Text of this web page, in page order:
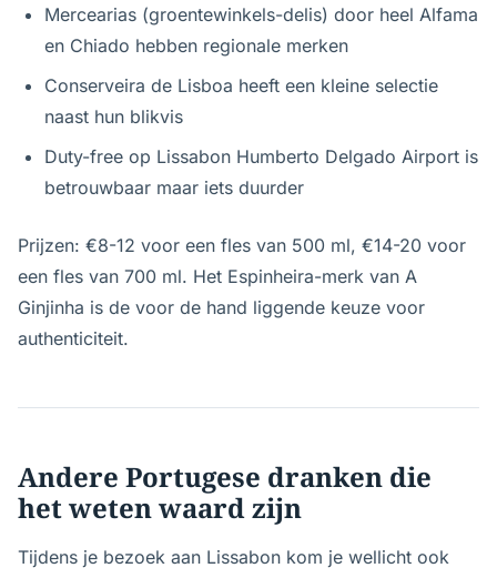
Mercearias (groentewinkels-delis) door heel Alfama
en Chiado hebben regionale merken
Conserveira de Lisboa heeft een kleine selectie
naast hun blikvis
Duty-free op Lissabon Humberto Delgado Airport is
betrouwbaar maar iets duurder
Prijzen: €8-12 voor een fles van 500 ml, €14-20 voor
een fles van 700 ml. Het Espinheira-merk van A
Ginjinha is de voor de hand liggende keuze voor
authenticiteit.
Andere Portugese dranken die
het weten waard zijn
Tijdens je bezoek aan Lissabon kom je wellicht ook